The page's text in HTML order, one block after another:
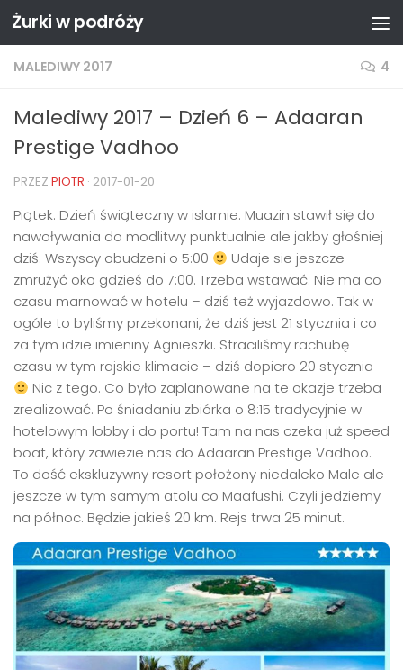
Przejdź do treści
Żurki w podróży
MALEDIWY 2017 4
Malediwy 2017 – Dzień 6 – Adaaran
Prestige Vadhoo
PRZEZ PIOTR · 2017-01-20
Piątek. Dzień świąteczny w islamie. Muazin stawił się do
nawoływania do modlitwy punktualnie ale jakby głośniej
dziś. Wszyscy obudzeni o 5:00
Udaje sie jeszcze
zmrużyć oko gdzieś do 7:00. Trzeba wstawać. Nie ma co
czasu marnować w hotelu – dziś też wyjazdowo. Tak w
ogóle to byliśmy przekonani, że dziś jest 21 stycznia i co
za tym idzie imieniny Agnieszki. Straciliśmy rachubę
czasu w tym rajskie klimacie – dziś dopiero 20 stycznia
Nic z tego. Co było zaplanowane na te okazje trzeba
zrealizować. Po śniadaniu zbiórka o 8:15 tradycyjnie w
hotelowym lobby i do portu! Tam na nas czeka już speed
boat, który zawiezie nas do Adaaran Prestige Vadhoo.
To dość ekskluzywny resort położony niedaleko Male ale
jeszcze w tym samym atolu co Maafushi. Czyli jedziemy
na północ. Będzie jakieś 20 km. Rejs trwa 25 minut.